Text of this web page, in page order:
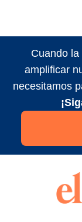
Cuando
amplificar
necesitamos